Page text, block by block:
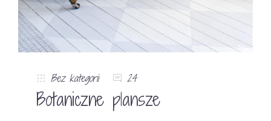
Bez kategorii 24
Botaniczne plansze